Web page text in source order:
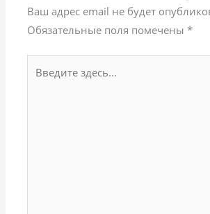
Ваш адрес email не будет
Обязательные поля помечены*
здесь...